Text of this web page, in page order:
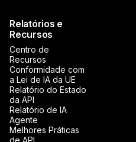
Relatórios e
Recursos
Centro de
Recursos
Conformidade com
a Lei de IA da UE
Relatório do Estado
da API
Relatório de IA
Agente
Melhores Práticas
de API